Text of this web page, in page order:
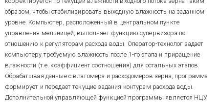
т.е. создание АСУТП для
существенного повышения
качества управления процессом
в целом.
Главный экран системы
показан на рис. 4. Интерфейс
технолога обеспечивает:
интерактивную настройку
конфигурации и
производительности потоков
образом, чтобы стабилизировать выходную влажность на заданном
уровне. Компьютер, расположенный в центральном пункте
управления мельницей, выполняет функцию супервизора по
отношению к регуляторам расхода воды. Оператор-технолог задает
компьютеру требуемую влажность после 1-го этапа и приращение
влажности (т.е. коэффициент соотношения) для остальных этапов.
Обрабатывая данные с влагомера и расходомеров зерна, программа
формирует и передает текущие задания контурам расхода воды.
Дополнительной управляющей функцией программы является НЦУ